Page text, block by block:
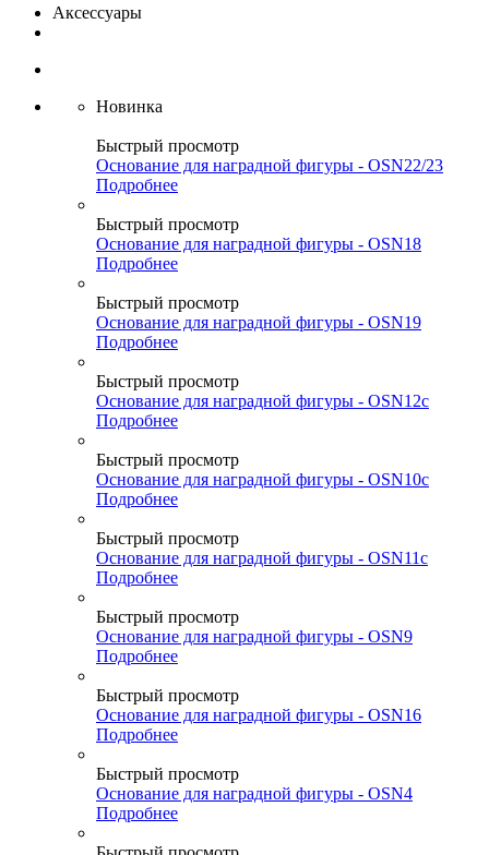
Аксессуары
Новинка
Быстрый просмотр
Основание для наградной фигуры - OSN22/23
Подробнее
Быстрый просмотр
Основание для наградной фигуры - OSN18
Подробнее
Быстрый просмотр
Основание для наградной фигуры - OSN19
Подробнее
Быстрый просмотр
Основание для наградной фигуры - OSN12c
Подробнее
Быстрый просмотр
Основание для наградной фигуры - OSN10c
Подробнее
Быстрый просмотр
Основание для наградной фигуры - OSN11c
Подробнее
Быстрый просмотр
Основание для наградной фигуры - OSN9
Подробнее
Быстрый просмотр
Основание для наградной фигуры - OSN16
Подробнее
Быстрый просмотр
Основание для наградной фигуры - OSN4
Подробнее